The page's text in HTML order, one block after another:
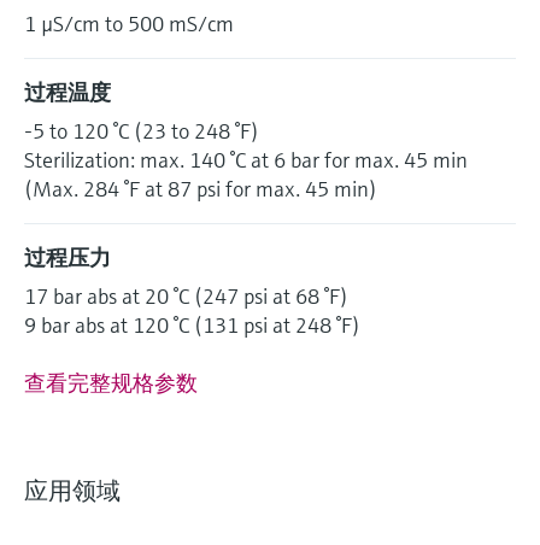
1 µS/cm to 500 mS/cm
过程温度
-5 to 120 °C (23 to 248 °F)
Sterilization: max. 140 °C at 6 bar for max. 45 min
(Max. 284 °F at 87 psi for max. 45 min)
过程压力
17 bar abs at 20 °C (247 psi at 68 °F)
9 bar abs at 120 °C (131 psi at 248 °F)
查看完整规格参数
应用领域